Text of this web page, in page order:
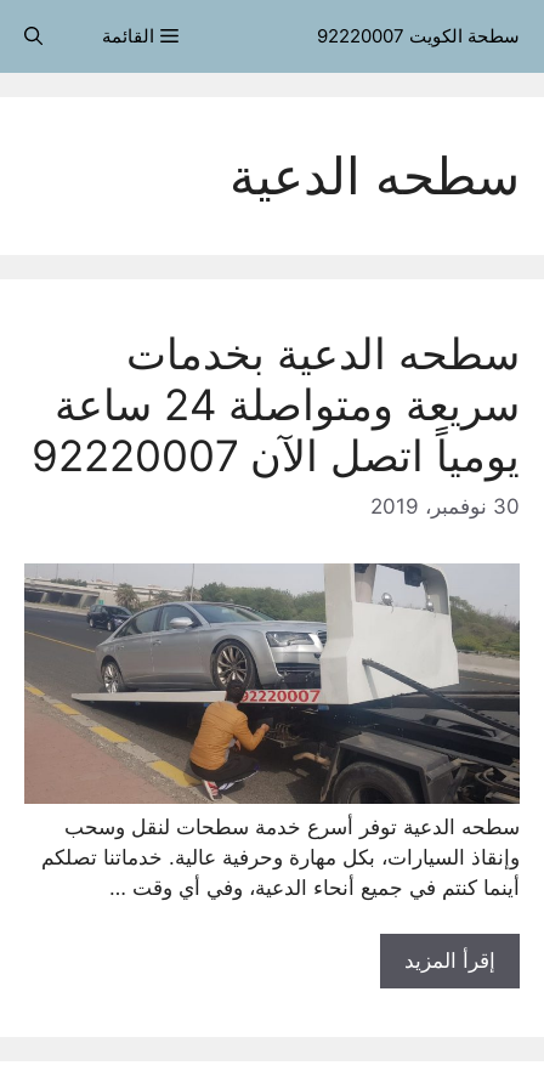
سطحة الكويت 92220007 القائمة
سطحه الدعية
سطحه الدعية بخدمات
سريعة ومتواصلة 24 ساعة
يومياً اتصل الآن 92220007
30 نوفمبر، 2019
سطحه الدعية توفر أسرع خدمة سطحات لنقل وسحب
وإنقاذ السيارات، بكل مهارة وحرفية عالية. خدماتنا تصلكم
أينما كنتم في جميع أنحاء الدعية، وفي أي وقت …
إقرأ المزيد